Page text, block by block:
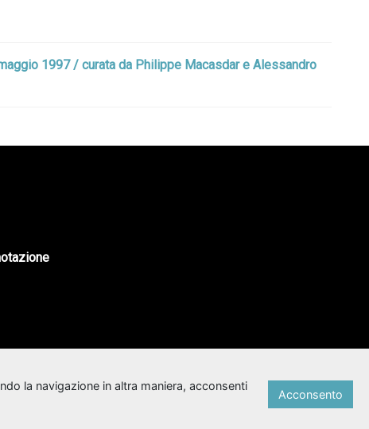
1997 / curata da Philippe Macasdar e Alessandro
la navigazione in altra maniera, acconsenti
Acconsento